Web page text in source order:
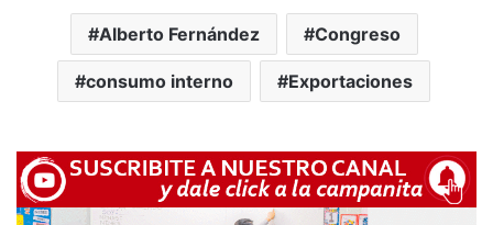
Alberto Fernández Congreso
consumo interno Exportaciones